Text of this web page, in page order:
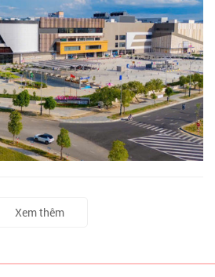
Xem thêm